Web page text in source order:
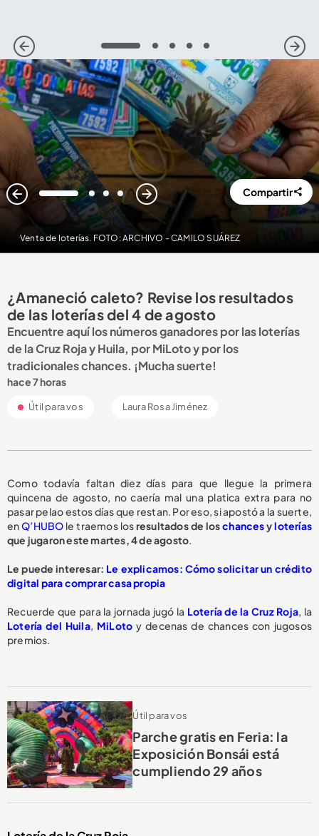
1 2 3 4 5
Venta de loterías. FOTO: ARCHIVO - CAMILO SUÁREZ
1 2 3 4 Compartir
¿Amaneció caleto? Revise los resultados
de las loterías del 4 de agosto
Encuentre aquí los números ganadores por las loterías
de la Cruz Roja y Huila, por MiLoto y por los
tradicionales chances. ¡Mucha suerte!
hace 7 horas
Útil para vos Laura Rosa Jiménez
Como todavía faltan diez días para que llegue la primera
quincena de agosto, no caería mal una platica extra para no
pasar pelao estos días que restan. Por eso, si apostó a la suerte,
enQ’HUBO le traemos losresultados de loschancesyloterías
que jugaron este martes, 4 de agosto.
Le puede interesar: Le explicamos: Cómo solicitar un crédito
digital para comprar casa propia
Recuerde que para la jornada jugó la Lotería de la Cruz Roja, la
Lotería del Huila, MiLoto y decenas de chances con jugosos
premios.
Útil para vos
Parche gratis en Feria: la
Exposición Bonsái está
cumpliendo 29 años